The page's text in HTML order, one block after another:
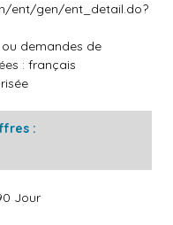
ent/gen/ent_detail.do?
demandes de
: français
:
Jour